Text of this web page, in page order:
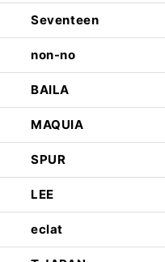
Seventeen
non-no
BAILA
MAQUIA
SPUR
LEE
eclat